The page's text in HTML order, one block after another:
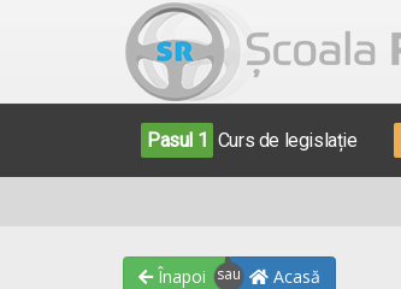
Pasul 1 Curs de legislație
Înapoi Acasă